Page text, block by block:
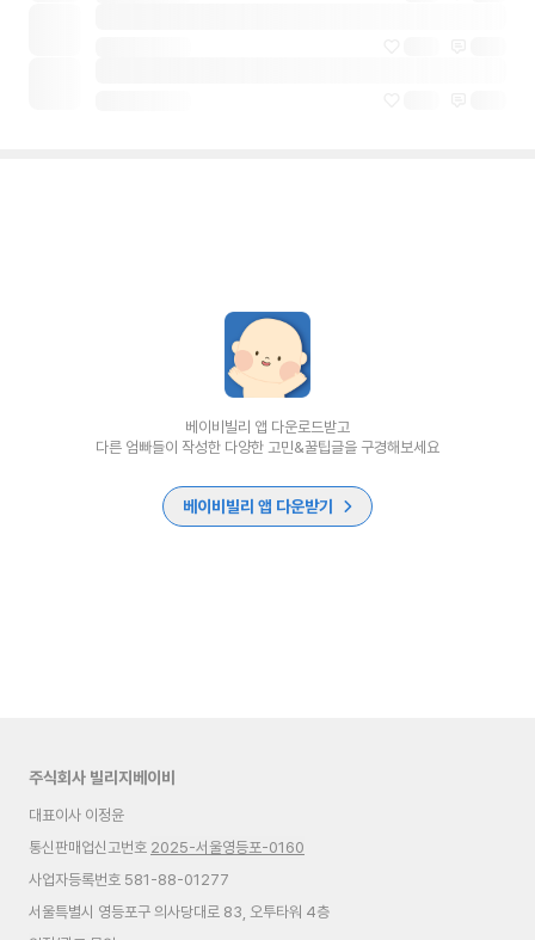
베이비빌리 앱 다운로드받고
다른 엄빠들이 작성한 다양한 고민&꿀팁글을 구경해보세요
베이비빌리 앱 다운받기
주식회사 빌리지베이비
대표이사 이정윤
통신판매업신고번호 2025-서울영등포-0160
사업자등록번호 581-88-01277
서울특별시 영등포구 의사당대로 83, 오투타워 4층